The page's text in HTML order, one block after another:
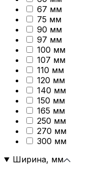
67 мм
75 мм
90 мм
97 мм
100 мм
107 мм
110 мм
120 мм
140 мм
150 мм
165 мм
250 мм
270 мм
300 мм
Ширина, мм